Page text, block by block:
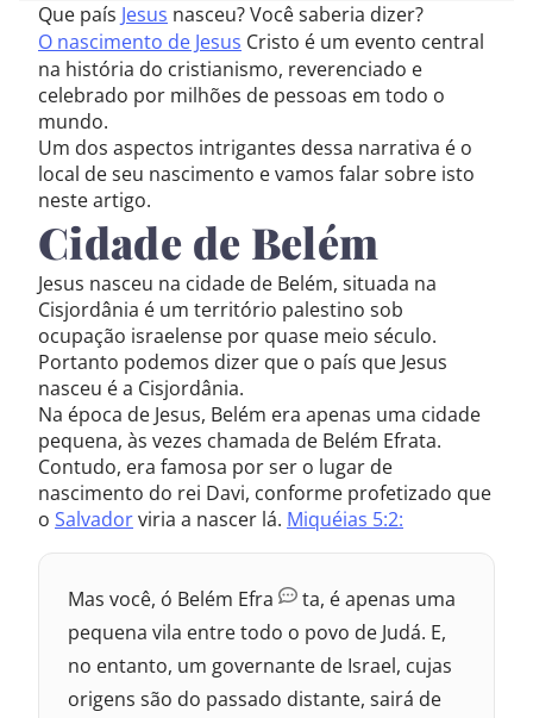
Que país Jesus nasceu? Você saberia dizer?
O nascimento de Jesus Cristo é um evento central
na história do cristianismo, reverenciado e
celebrado por milhões de pessoas em todo o
mundo.
Um dos aspectos intrigantes dessa narrativa é o
local de seu nascimento e vamos falar sobre isto
neste artigo.
Cidade de Belém
Jesus nasceu na cidade de Belém, situada na
Cisjordânia é um território palestino sob
ocupação israelense por quase meio século.
Portanto podemos dizer que o país que Jesus
nasceu é a Cisjordânia.
Na época de Jesus, Belém era apenas uma cidade
pequena, às vezes chamada de Belém Efrata.
Contudo, era famosa por ser o lugar de
nascimento do rei Davi, conforme profetizado que
o Salvadorviria a nascer lá. Miquéias 5:2:
Mas você, ó Belém Efra
ta, é apenas uma
pequena vila entre todo o povo de Judá. E,
no entanto, um governante de Israel, cujas
origens são do passado distante, sairá de